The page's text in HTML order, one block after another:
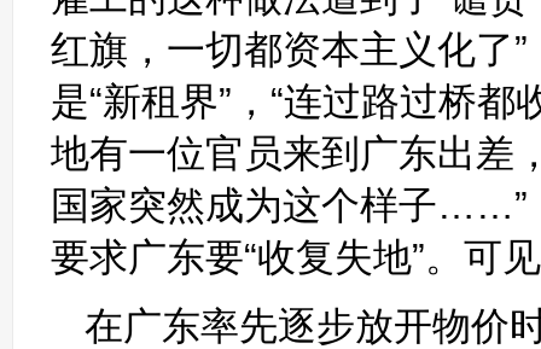
红旗，一切都资本主义化了
是“新租界”，“连过路过桥
地有一位官员来到广东出差
国家突然成为这个样子……”
要求广东要“收复失地”。可
在广东率先逐步放开物价